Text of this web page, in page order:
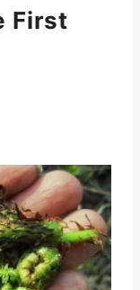
First